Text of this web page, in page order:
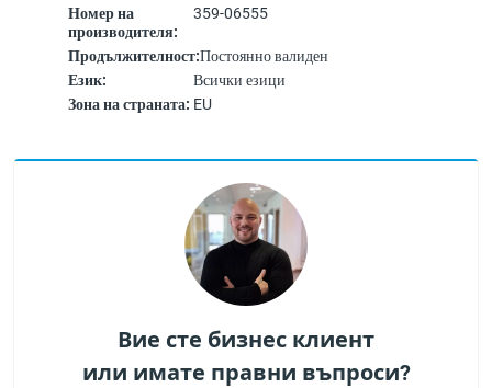
Номер на
производителя:
359-06555
Продължителност:Постоянно валиден
Език:
Всички езици
Зона на страната: EU
Вие сте бизнес клиент
или имате правни въпроси?